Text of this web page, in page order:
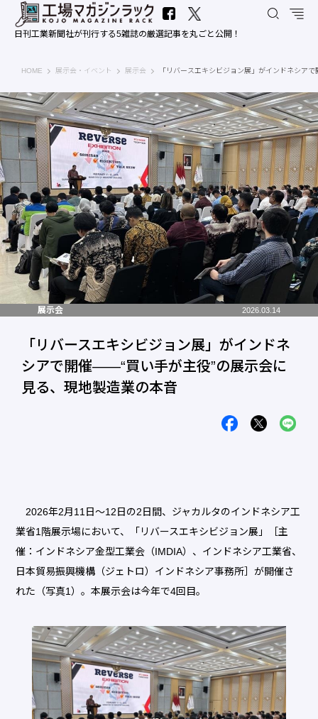
日刊工業新聞社が刊行する5雑誌の厳選記事を丸ごと公開！
HOME 工場マガジンラック｜日刊工業新聞社
展示会・イベント 展示会 「リバースエキシビジョン展」がインドネシア
展示会 2026.03.14
「リバースエキシビジョン展」がインドネ
シアで開催――“買い手が主役”の展示会に
見る、現地製造業の本音
2026年2月11日～12日の2日間、ジャカルタのインドネシア工
業省1階展示場において、「リバースエキシビジョン展」［主
催：インドネシア金型工業会（IMDIA）、インドネシア工業省、
日本貿易振興機構（ジェトロ）インドネシア事務所］が開催さ
れた（写真1）。本展示会は今年で4回目。